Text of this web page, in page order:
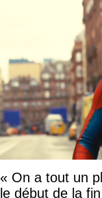
« On a tout un
le début de la fin